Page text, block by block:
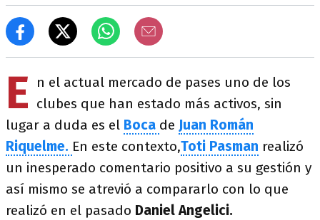
E
n el actual mercado de pases uno de los
clubes que han estado más activos, sin
lugar a duda es el Boca de Juan Román
Riquelme. En este contexto,Toti Pasman realizó
un inesperado comentario positivo a su gestión y
así mismo se atrevió a compararlo con lo que
realizó en el pasado Daniel Angelici.